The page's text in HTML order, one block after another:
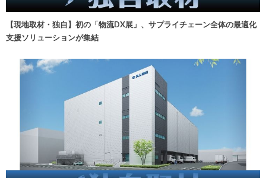
【現地取材・独自】初の「物流DX展」、サプライチェーン全体の最適化
支援ソリューションが集結